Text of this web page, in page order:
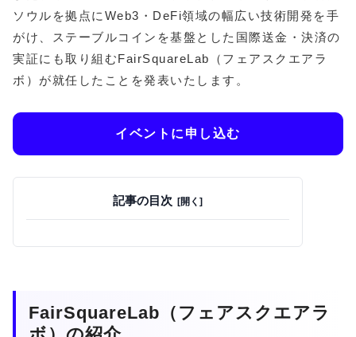
ソウルを拠点にWeb3・DeFi領域の幅広い技術開発を手
がけ、ステーブルコインを基盤とした国際送金・決済の
実証にも取り組むFairSquareLab（フェアスクエアラ
ボ）が就任したことを発表いたします。
イベントに申し込む
記事の目次
FairSquareLab（フェアスクエアラ